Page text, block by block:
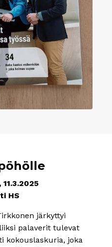
HS
järkyttyi
palaverit tulevat
kokouslaskuria, joka